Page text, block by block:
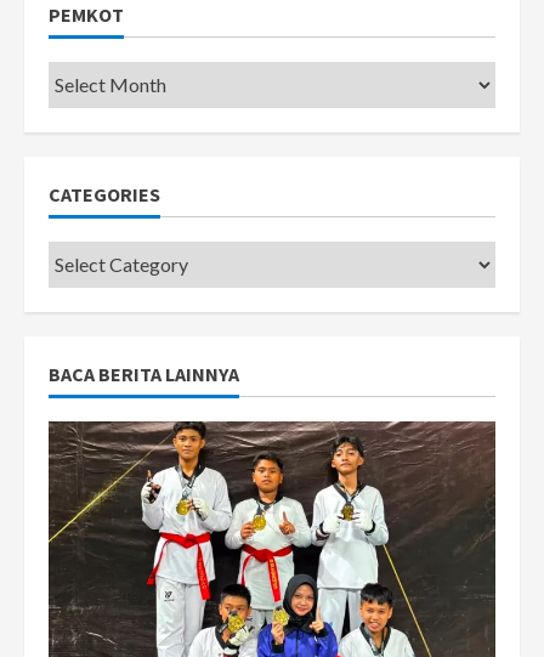
PEMKOT
Pemkot
CATEGORIES
Categories
BACA BERITA LAINNYA